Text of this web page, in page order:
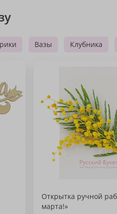
Вазы Клубника
Открытка ручной
марта!»